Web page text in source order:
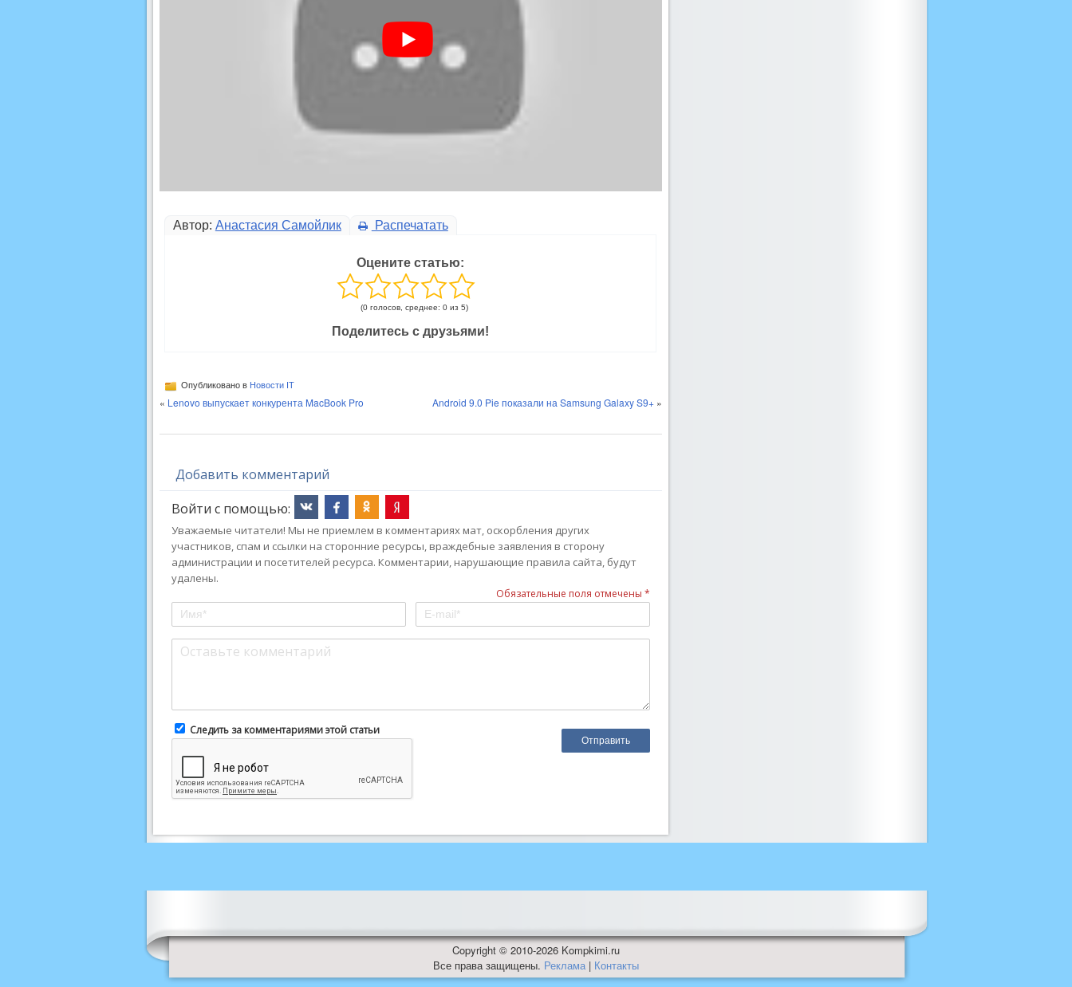
Автор: Анастасия Самойлик Распечатать
Оцените статью:
(0 голосов, среднее: 0 из 5)
Поделитесь с друзьями!
Опубликовано в Новости IT
« Lenovo выпускает конкурента MacBook Pro Android 9.0 Pie показали на Samsung Galaxy S9+»
Добавить комментарий
Войти с помощью:
Уважаемые читатели! Мы не приемлем в комментариях мат, оскорбления других
участников, спам и ссылки на сторонние ресурсы, враждебные заявления в сторону
администрации и посетителей ресурса. Комментарии, нарушающие правила сайта, будут
удалены.
Обязательные поля отмечены *
Следить за комментариями этой статьи
Copyright © 2010-2026 Kompkimi.ru
Все права защищены. Реклама| Контакты